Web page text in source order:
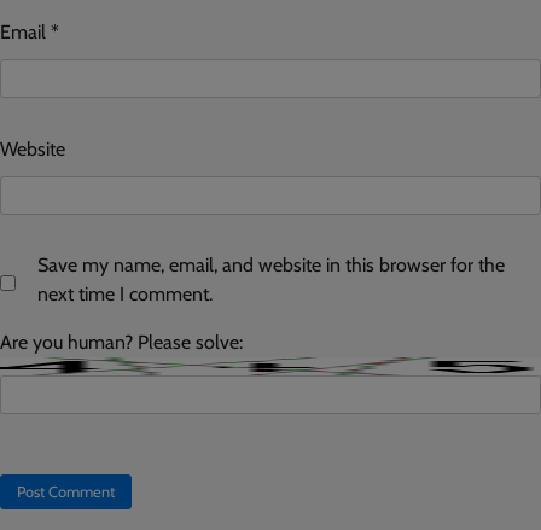
Email *
Website
Save my name, email, and website in this browser for the
next time I comment.
Are you human? Please solve: